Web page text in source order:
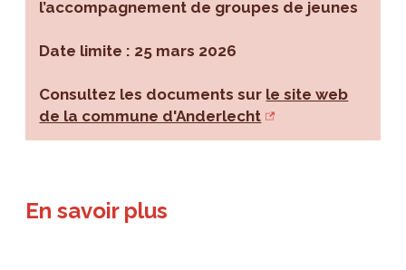
l’accompagnement de groupes de jeunes
Date limite : 25 mars 2026
Consultez les documents sur le site web
de la commune d'Anderlecht
En savoir plus